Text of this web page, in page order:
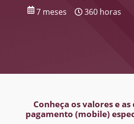
7 meses 360 horas
Conheça os valores e
pagamento (mobile)